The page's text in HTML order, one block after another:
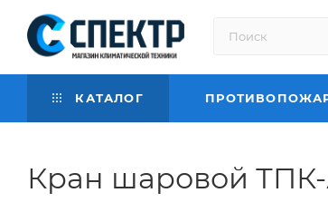
КАТАЛОГ
Кран шаровой ТПК-